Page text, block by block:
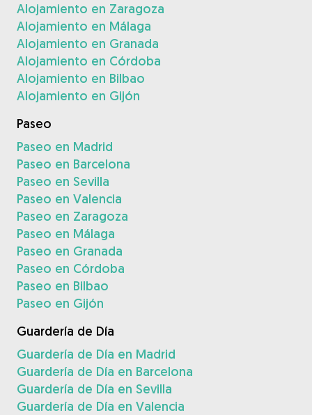
Alojamiento en Zaragoza
Alojamiento en Málaga
Alojamiento en Granada
Alojamiento en Córdoba
Alojamiento en Bilbao
Alojamiento en Gijón
Paseo
Paseo en Madrid
Paseo en Barcelona
Paseo en Sevilla
Paseo en Valencia
Paseo en Zaragoza
Paseo en Málaga
Paseo en Granada
Paseo en Córdoba
Paseo en Bilbao
Paseo en Gijón
Guardería de Día
Guardería de Día en Madrid
Guardería de Día en Barcelona
Guardería de Día en Sevilla
Guardería de Día en Valencia